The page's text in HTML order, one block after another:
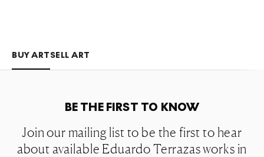
BUY ARTSELL ART
BE THE FIRST TO KNOW
Join our mailing list to be the first to hear
about available Eduardo Terrazas works in